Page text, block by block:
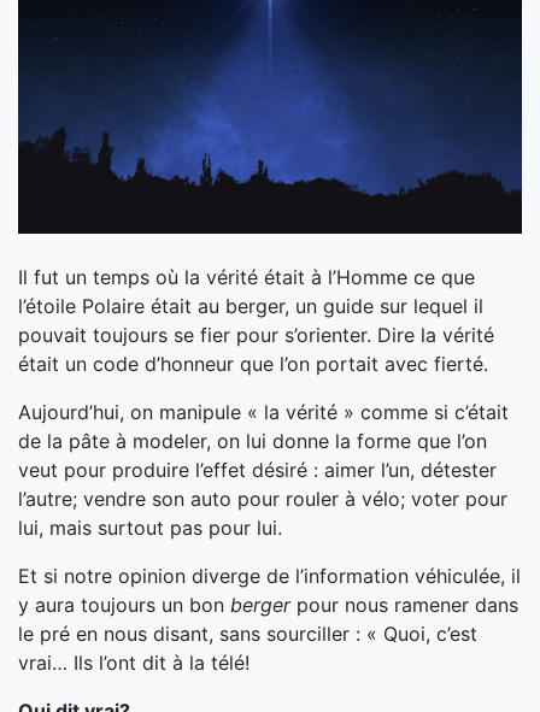
Il fut un temps où la vérité était à l’Homme ce que
l’étoile Polaire était au berger, un guide sur lequel il
pouvait toujours se fier pour s’orienter. Dire la vérité
était un code d’honneur que l’on portait avec fierté.
Aujourd’hui, on manipule « la vérité » comme si c’était
de la pâte à modeler, on lui donne la forme que l’on
veut pour produire l’effet désiré : aimer l’un, détester
l’autre; vendre son auto pour rouler à vélo; voter pour
lui, mais surtout pas pour lui.
Et si notre opinion diverge de l’information véhiculée, il
y aura toujours un bon bergerpour nous ramener dans
le pré en nous disant, sans sourciller : « Quoi, c’est
vrai… Ils l’ont dit à la télé!